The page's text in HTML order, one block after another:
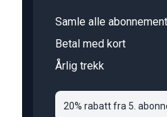
Samle alle abonnement
Betal med kort
Årlig trekk
20% rabatt fra 5.